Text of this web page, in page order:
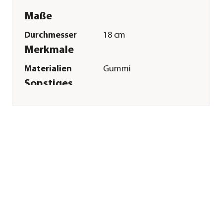
Maße
Durchmesser 18 cm
Merkmale
Materialien Gummi
Sonstiges